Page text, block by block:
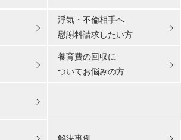
浮気・不倫相手へ
慰謝料請求したい方
養育費の回収に
ついてお悩みの方